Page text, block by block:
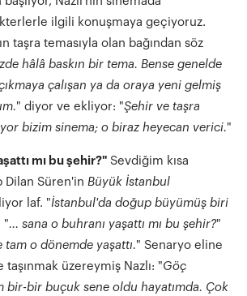
ilgili konuşmaya geçiyoruz.
taşra temasıyla olan bağından söz
hâlâ baskın bir tema. Bense genelde
çalışan ya da oraya yeni gelmiş
" diyor ve ekliyor: "Şehir ve taşra
bizim sinema; o biraz heyecan verici."
mı bu şehir?" Sevdiğim kısa
Süren'in Büyük İstanbul
laf. "İstanbul'da doğup büyümüş biri
"... sana o buhranı yaşattı mı bu şehir?"
tam o dönemde yaşattı." Senaryo eline
üzereymiş Nazlı: "Göç
bir-bir buçuk sene oldu hayatımda. Çok